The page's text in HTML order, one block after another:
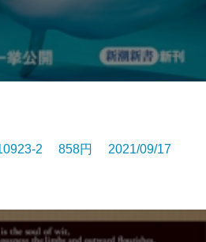
2 858円 2021/09/17